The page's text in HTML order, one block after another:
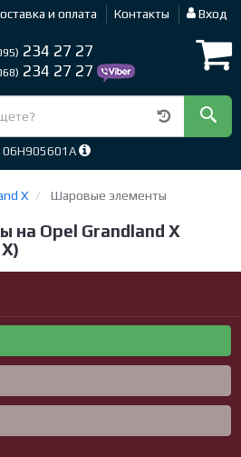
и оплата Контакты Вход
234 27 27
234 27 27
06H905601A
X Шаровые элементы
на Opel Grandland X